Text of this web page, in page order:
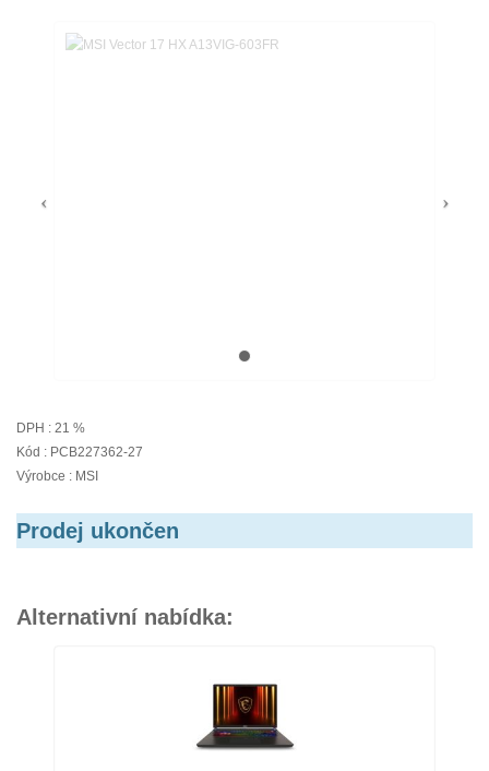
DPH : 21 %
Kód : PCB227362-27
Výrobce : MSI
Prodej ukončen
Alternativní nabídka: